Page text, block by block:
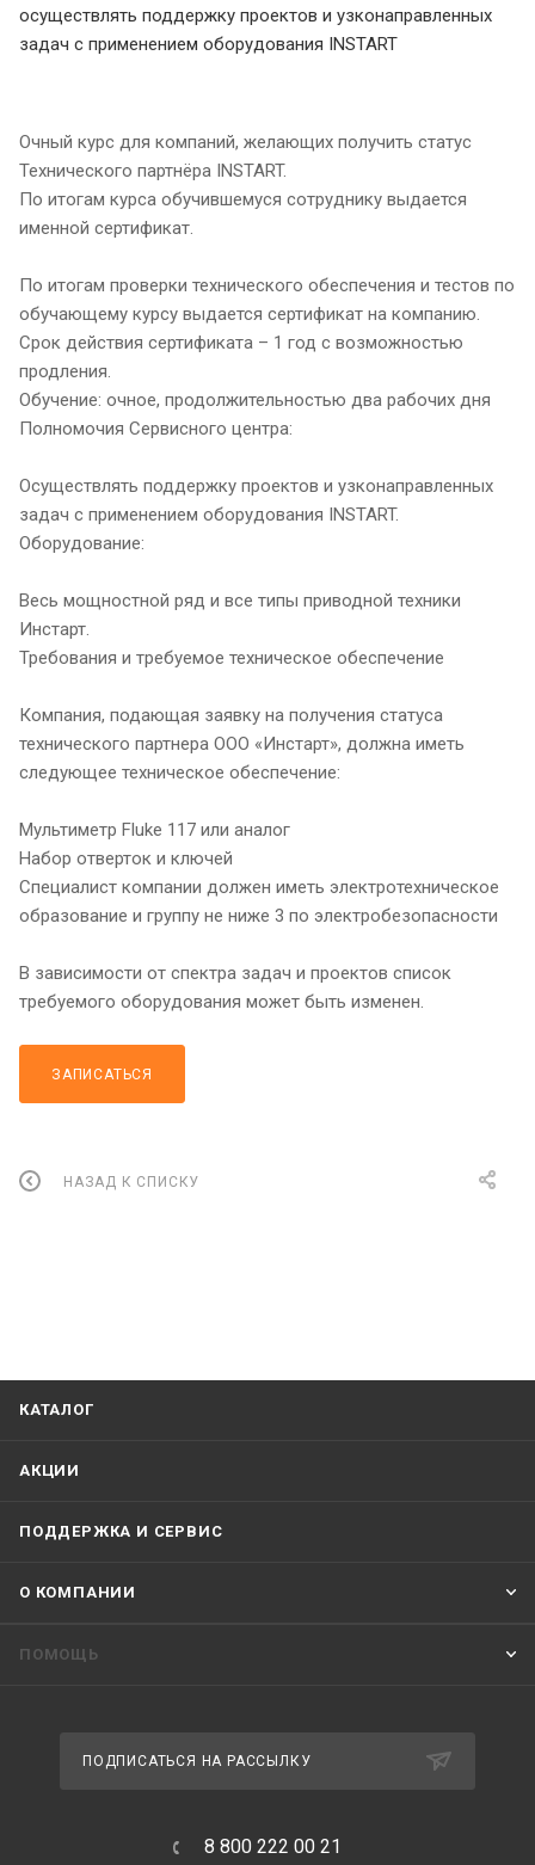
осуществлять поддержку проектов и узконаправленных
задач с применением оборудования INSTART
Очный курс для компаний, желающих получить статус
Технического партнёра INSTART.
По итогам курса обучившемуся сотруднику выдается
именной сертификат.
По итогам проверки технического обеспечения и тестов по
обучающему курсу выдается сертификат на компанию.
Срок действия сертификата – 1 год с возможностью
продления.
Обучение: очное, продолжительностью два рабочих дня
Полномочия Сервисного центра:
Осуществлять поддержку проектов и узконаправленных
задач с применением оборудования INSTART.
Оборудование:
Весь мощностной ряд и все типы приводной техники
Инстарт.
Требования и требуемое техническое обеспечение
Компания, подающая заявку на получения статуса
технического партнера ООО «Инстарт», должна иметь
следующее техническое обеспечение:
Мультиметр Fluke 117 или аналог
Набор отверток и ключей
Специалист компании должен иметь электротехническое
образование и группу не ниже 3 по электробезопасности
В зависимости от спектра задач и проектов список
требуемого оборудования может быть изменен.
ЗАПИСАТЬСЯ
НАЗАД К СПИСКУ
КАТАЛОГ
АКЦИИ
ПОДДЕРЖКА И СЕРВИС
О КОМПАНИИ
ПОМОЩЬ
ПОДПИСАТЬСЯ НА РАССЫЛКУ
8 800 222 00 21